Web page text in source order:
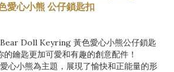
愛心小熊 公仔鎖匙扣
Doll Keyring 黃色愛心小熊公仔鎖匙
的鑰匙更加可愛和有趣的創意配件！
心小熊為主題，展現了愉快和正能量的形